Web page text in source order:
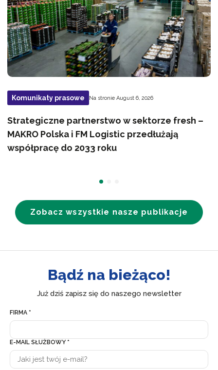
Komunikaty prasowe Na stronie August 6, 2026
Strategiczne partnerstwo w sektorze fresh –
MAKRO Polska i FM Logistic przedłużają
współpracę do 2033 roku
Zobacz wszystkie nasze publikacje
Bądź na bieżąco!
Już dziś zapisz się do naszego newsletter